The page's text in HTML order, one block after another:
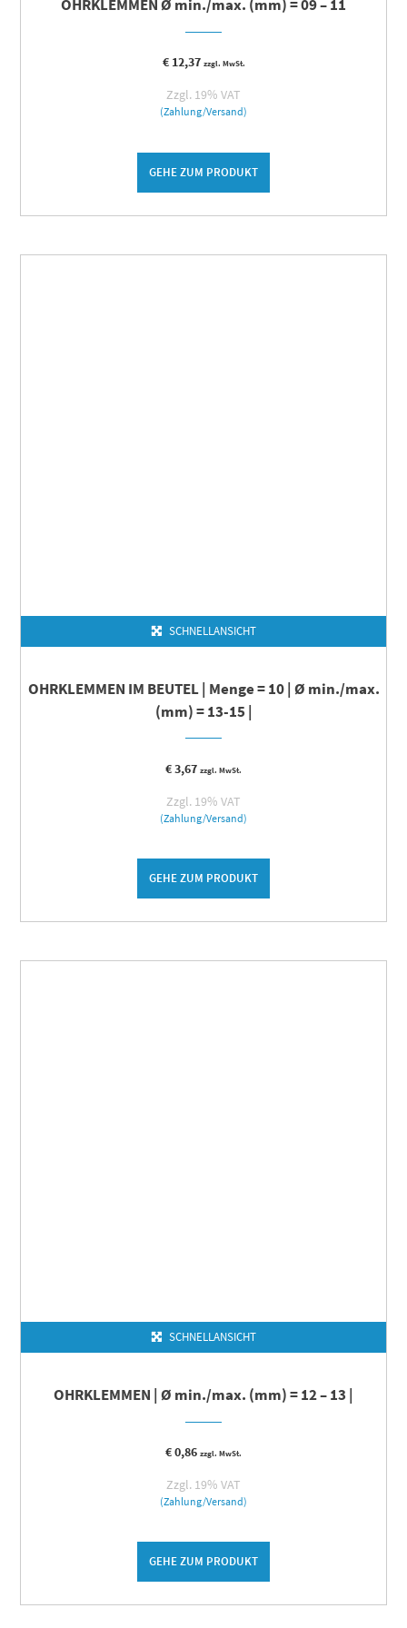
OHRKLEMMEN Ø min./max. (mm) = 09 – 11
€12,37 zzgl. MwSt.
Zzgl. 19% VAT
(Zahlung/Versand)
GEHE ZUM PRODUKT
SCHNELLANSICHT
OHRKLEMMEN IM BEUTEL | Menge = 10 | Ø min./max.
(mm) = 13-15 |
€3,67 zzgl. MwSt.
Zzgl. 19% VAT
(Zahlung/Versand)
GEHE ZUM PRODUKT
SCHNELLANSICHT
OHRKLEMMEN | Ø min./max. (mm) = 12 – 13 |
€0,86 zzgl. MwSt.
Zzgl. 19% VAT
(Zahlung/Versand)
GEHE ZUM PRODUKT